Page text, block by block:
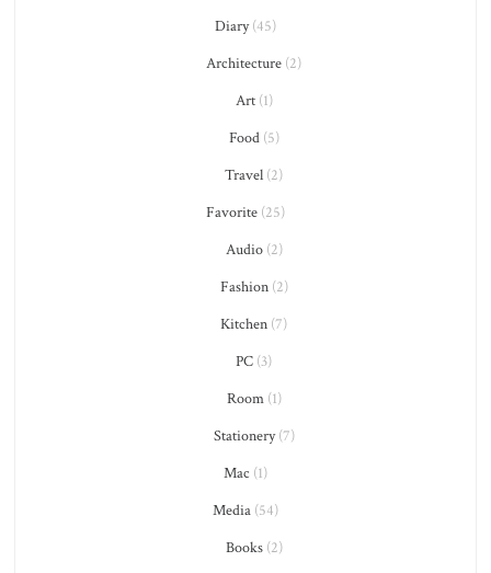
Diary(45)
Architecture (2)
Art(1)
Food(5)
Travel (2)
Favorite (25)
Audio(2)
Fashion(2)
Kitchen (7)
PC (3)
Room(1)
Stationery(7)
Mac (1)
Media (54)
Books(2)